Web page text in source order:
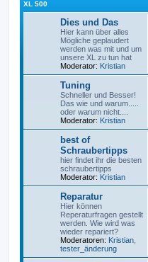
XL 500
Dies und Das
Hier kann über alles
Mögliche geplaudert
werden was mit und um
unsere XL zu tun hat
Moderator: Kristian
Tuning
Schneller und Besser!
Das wie und warum.....
oder warum nicht....
Moderator: Kristian
best of
Schraubertipps
hier findet ihr die besten
schraubertipps
Moderator: Kristian
Reparatur
Hier können
Reperaturfragen gestellt
werden. Wie wird was
wieder repariert?
Moderatoren: Kristian
tester_änderung